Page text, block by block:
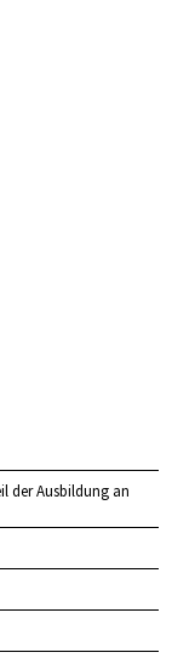
der Ausbildung an